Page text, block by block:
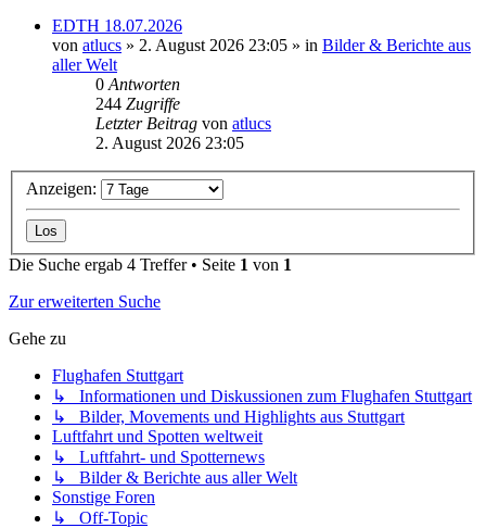
EDTH 18.07.2026
von atlucs » 2. August 2026 23:05 » in Bilder & Berichte aus
aller Welt
0 Antworten
244 Zugriffe
Letzter Beitrag von atlucs
2. August 2026 23:05
Anzeigen:
Die Suche ergab 4 Treffer • Seite 1 von 1
Zur erweiterten Suche
Gehe zu
Flughafen Stuttgart
↳ Informationen und Diskussionen zum Flughafen Stuttgart
↳ Bilder, Movements und Highlights aus Stuttgart
Luftfahrt und Spotten weltweit
↳ Luftfahrt- und Spotternews
↳ Bilder & Berichte aus aller Welt
Sonstige Foren
↳ Off-Topic